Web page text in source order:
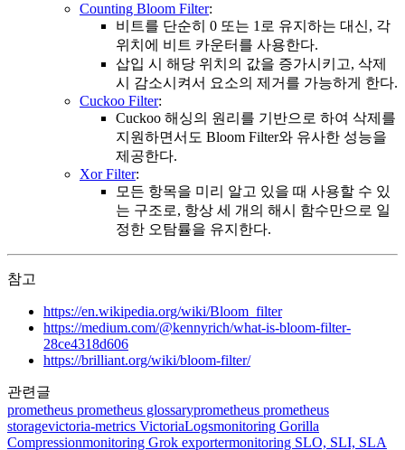
Counting Bloom Filter:
비트를 단순히 0 또는 1로 유지하는 대신, 각
위치에 비트 카운터를 사용한다.
삽입 시 해당 위치의 값을 증가시키고, 삭제
시 감소시켜서 요소의 제거를 가능하게 한다.
Cuckoo Filter:
Cuckoo 해싱의 원리를 기반으로 하여 삭제를
지원하면서도 Bloom Filter와 유사한 성능을
제공한다.
Xor Filter:
모든 항목을 미리 알고 있을 때 사용할 수 있
는 구조로, 항상 세 개의 해시 함수만으로 일
정한 오탐률을 유지한다.
참고
https://en.wikipedia.org/wiki/Bloom_filter
https://medium.com/@kennyrich/what-is-bloom-filter-
28ce4318d606
https://brilliant.org/wiki/bloom-filter/
관련글
prometheus prometheus glossaryprometheus prometheus
storagevictoria-metrics VictoriaLogsmonitoring Gorilla
Compressionmonitoring Grok exportermonitoring SLO, SLI, SLA